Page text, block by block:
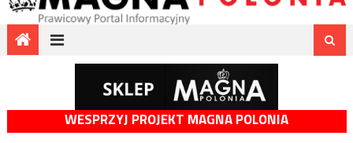
WESPRZYJ PROJEKT MAGNA POLONIA